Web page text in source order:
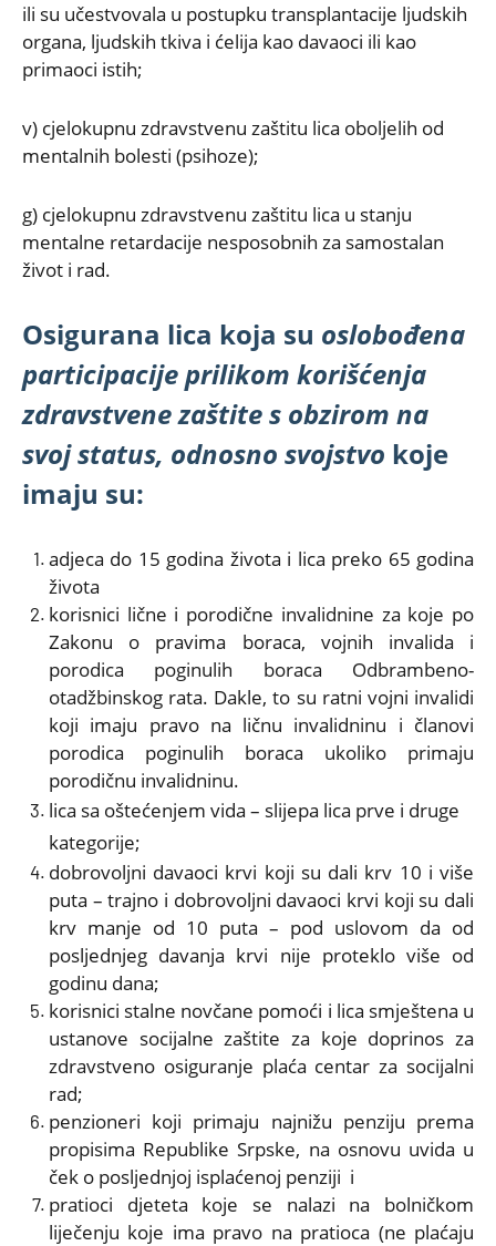
ili su učestvovala u postupku transplantacije ljudskih
organa, ljudskih tkiva i ćelija kao davaoci ili kao
primaoci istih;
v) cjelokupnu zdravstvenu zaštitu lica oboljelih od
mentalnih bolesti (psihoze);
g) cjelokupnu zdravstvenu zaštitu lica u stanju
mentalne retardacije nesposobnih za samostalan
život i rad.
Osigurana lica koja su oslobođena
participacije prilikom korišćenja
zdravstvene zaštite s obzirom na
svoj status, odnosno svojstvo koje
imaju su:
adjeca do 15 godina života i lica preko 65 godina
života
korisnici lične i porodične invalidnine za koje po
Zakonu o pravima boraca, vojnih invalida i
porodica poginulih boraca Odbrambeno-
otadžbinskog rata. Dakle, to su ratni vojni invalidi
koji imaju pravo na ličnu invalidninu i članovi
porodica poginulih boraca ukoliko primaju
porodičnu invalidninu.
lica sa oštećenjem vida – slijepa lica prve i druge
kategorije;
dobrovoljni davaoci krvi koji su dali krv 10 i više
puta – trajno i dobrovoljni davaoci krvi koji su dali
krv manje od 10 puta – pod uslovom da od
posljednjeg davanja krvi nije proteklo više od
godinu dana;
korisnici stalne novčane pomoći i lica smještena u
ustanove socijalne zaštite za koje doprinos za
zdravstveno osiguranje plaća centar za socijalni
rad;
penzioneri koji primaju najnižu penziju prema
propisima Republike Srpske, na osnovu uvida u
ček o posljednjoj isplaćenoj penziji i
pratioci djeteta koje se nalazi na bolničkom
liječenju koje ima pravo na pratioca (ne plaćaju